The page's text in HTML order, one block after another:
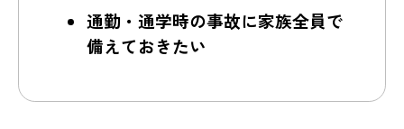
通勤・通学時の事故に家族全員で
備えておきたい